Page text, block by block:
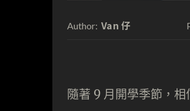
Author: Van 仔
隨著 9 月開學季節，